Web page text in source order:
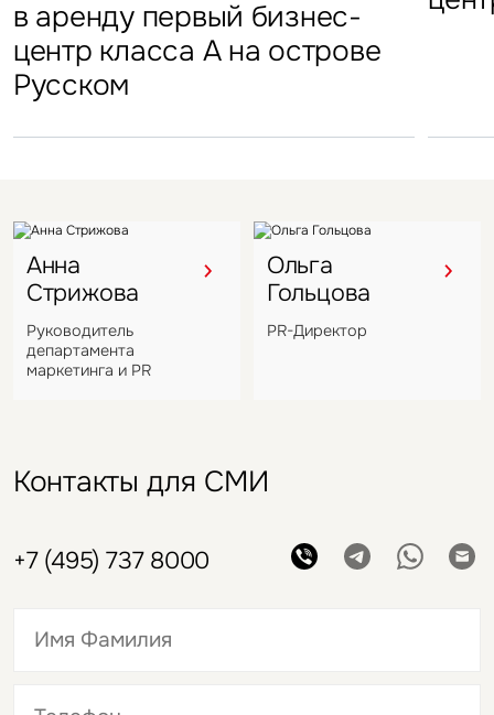
в аренду первый бизнес-
центр класса А на острове
Русском
Петровский парк откроется
в отеле Hyatt Regency
гостиничных комплексов
Подмосковья перешел
под управление компании
Анна
Стрижова
Руководитель
департамента
маркетинга и PR
Ольга
Гольцова
PR-Директор
Контакты для СМИ
+7 (495) 737 8000